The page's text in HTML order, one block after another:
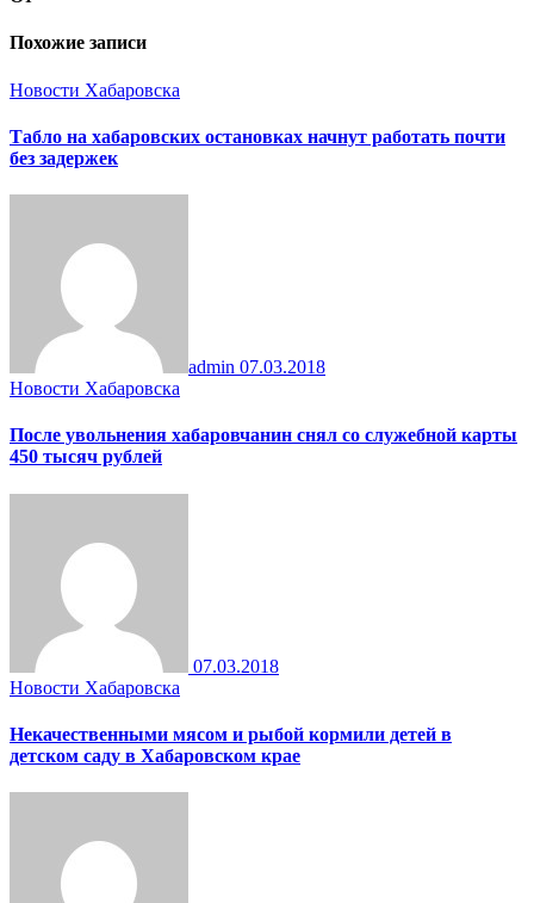
Похожие записи
Новости Хабаровска
Табло на хабаровских остановках начнут работать почти
без задержек
admin 07.03.2018
Новости Хабаровска
После увольнения хабаровчанин снял со служебной карты
450 тысяч рублей
07.03.2018
Новости Хабаровска
Некачественными мясом и рыбой кормили детей в
детском саду в Хабаровском крае